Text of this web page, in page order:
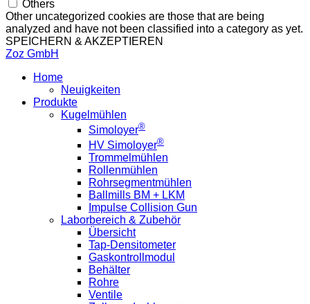
Others
Other uncategorized cookies are those that are being
analyzed and have not been classified into a category as yet.
SPEICHERN & AKZEPTIEREN
Zoz GmbH
Home
Neuigkeiten
Produkte
Kugelmühlen
Simoloyer®
HV Simoloyer®
Trommelmühlen
Rollenmühlen
Rohrsegmentmühlen
Ballmills BM + LKM
Impulse Collision Gun
Laborbereich & Zubehör
Übersicht
Tap-Densitometer
Gaskontrollmodul
Behälter
Rohre
Ventile